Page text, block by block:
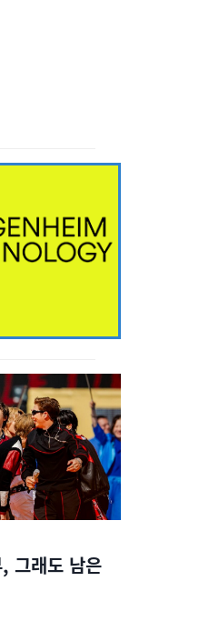
그래도 남은